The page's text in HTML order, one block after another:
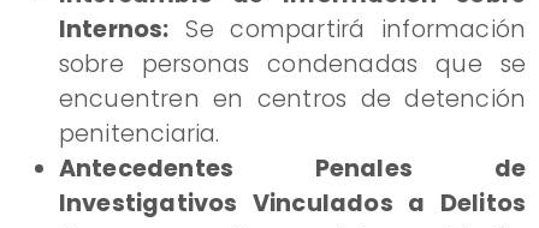
Internos: Se compartirá información
sobre personas condenadas que se
encuentren en centros de detención
penitenciaria.
Antecedentes Penales de
Investigativos Vinculados a Delitos